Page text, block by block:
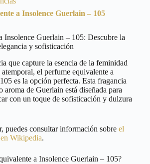
a Insolence Guerlain – 105
Insolence Guerlain – 105: Descubre la
y sofisticación
que capture la esencia de la feminidad
el perfume equivalente a
es la opción perfecta. Esta fragancia
aroma de Guerlain está diseñada para
con un toque de sofisticación y dulzura
puedes consultar información sobre el
Wikipedia.
a Insolence Guerlain – 105?